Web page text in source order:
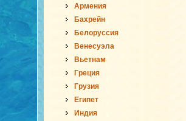
Армения
Бахрейн
Белоруссия
Венесуэла
Вьетнам
Греция
Грузия
Египет
Индия